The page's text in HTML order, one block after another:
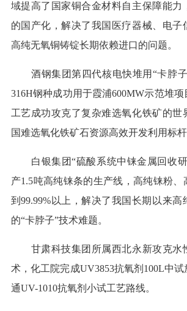
域提高了国家铜合金材料自主保障能力
的国产化，解决了我国医疗器械、电子
高纯无氧铜铸锭长期依赖进口的问题。
酒钢集团第四代核电快堆用“卡脖子
316H钢种成功用于霞浦600MW示范堆
工艺成功攻克了复杂难选氧化铁矿的世
国难选氧化铁矿石资源高效开发利用标杆
白银集团“硫酸系统中铼金属回收研
产1.5吨高纯铼条的生产线，高纯铼粉、
到99.99%以上，解决了我国长期以来高
的“卡脖子”技术难题。
甘肃科技集团所属西北永新攻克水
术，化工院完成UV3853抗氧剂100L中
通UV-1010抗氧剂小试工艺路线。